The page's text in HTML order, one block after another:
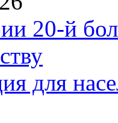
20-й
для